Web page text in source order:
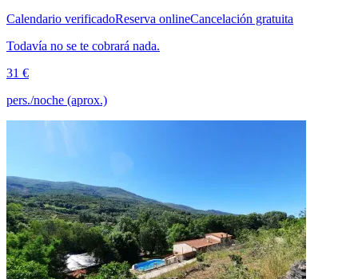
Calendario verificadoReserva onlineCancelación gratuita
Todavía no se te cobrará nada.
31 €
pers./noche (aprox.)